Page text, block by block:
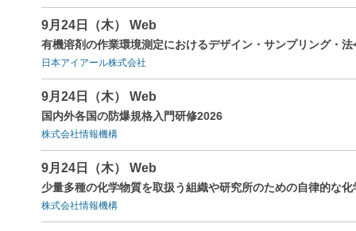
9月24日（木） Web
有機溶剤の作業環境測定におけるデザイン・サンプリング・
日本アイアール株式会社
9月24日（木） Web
国内外各国の防爆規格入門研修2026
株式会社情報機構
9月24日（木） Web
少量多種の化学物質を取扱う組織や研究所のための自律的な
株式会社情報機構